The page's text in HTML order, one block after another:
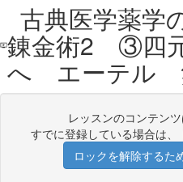
古典医学薬学
錬金術2 ③四
へ エーテル
レッスンのコンテン
すでに登録している場合は、
ロックを解除するた